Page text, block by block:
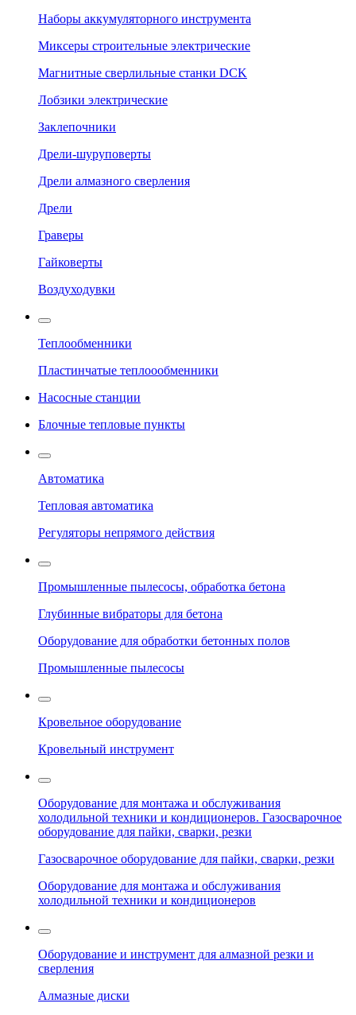
Наборы аккумуляторного инструмента
Миксеры строительные электрические
Магнитные сверлильные станки DCK
Лобзики электрические
Заклепочники
Дрели-шуруповерты
Дрели алмазного сверления
Дрели
Граверы
Гайковерты
Воздуходувки
Теплообменники
Пластинчатые теплоообменники
Насосные станции
Блочные тепловые пункты
Автоматика
Тепловая автоматика
Регуляторы непрямого действия
Промышленные пылесосы, обработка бетона
Глубинные вибраторы для бетона
Оборудование для обработки бетонных полов
Промышленные пылесосы
Кровельное оборудование
Кровельный инструмент
Оборудование для монтажа и обслуживания
холодильной техники и кондиционеров. Газосварочное
оборудование для пайки, сварки, резки
Газосварочное оборудование для пайки, сварки, резки
Оборудование для монтажа и обслуживания
холодильной техники и кондиционеров
Оборудование и инструмент для алмазной резки и
сверления
Алмазные диски